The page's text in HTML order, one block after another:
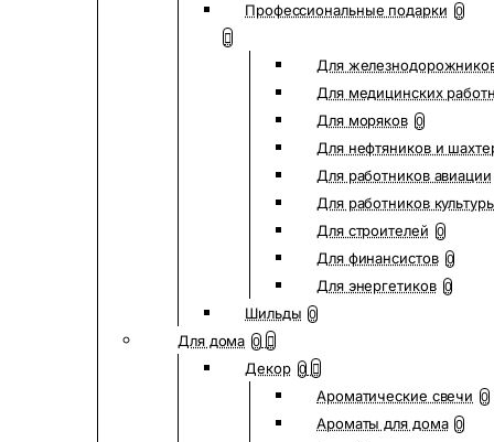
Профессиональные подарки 0
Для
Для медицинских
Для моряков 0
Для нефтяников и
Для работников авиации
Для работников
Для строителей 0
Для финансистов 0
Для энергетиков 0
Шильды 0
Для дома 0
Декор 0
Ароматические свечи 0
Ароматы для дома 0